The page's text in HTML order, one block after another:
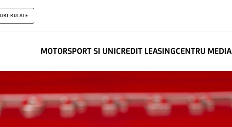
RULATE
MOTORSPORT SI UNICREDIT LEASINGCENTRU MEDIA